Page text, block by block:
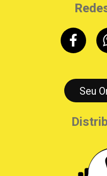
Seu